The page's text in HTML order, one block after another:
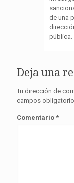
de una
pública.
Deja una
Tu dirección de
campos
Comentario *